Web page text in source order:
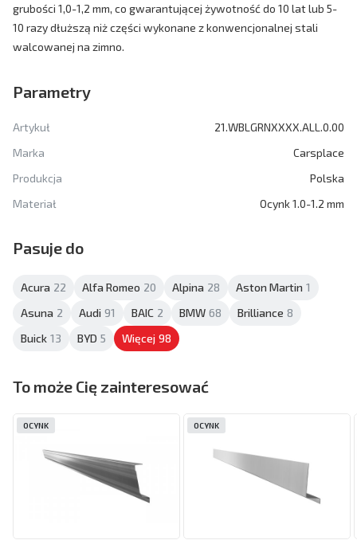
grubości 1,0-1,2 mm, co gwarantującej żywotność do 10 lat lub 5-
10 razy dłuższą niż części wykonane z konwencjonalnej stali
walcowanej na zimno.
Parametry
Artykuł
21.WBLGRNXXXX.ALL.0.00
Marka
Carsplace
Produkcja
Polska
Materiał
Ocynk 1.0-1.2 mm
Pasuje do
Acura 22 Alfa Romeo 20 Alpina 28 Aston Martin 1
Asuna 2 Audi 91 BAIC 2 BMW 68 Brilliance 8
Buick 13 BYD 5 Więcej 98
To może Cię zainteresować
OCYNK OCYNK